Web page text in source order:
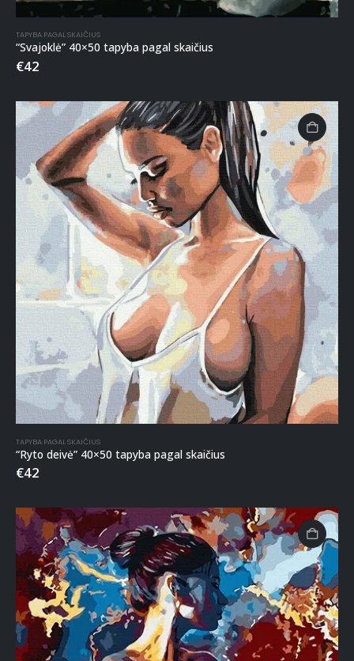
TAPYBA PAGAL SKAIČIUS
“Svajoklė” 40×50 tapyba pagal skaičius
€42
TAPYBA PAGAL SKAIČIUS
“Ryto deivė” 40×50 tapyba pagal skaičius
€42